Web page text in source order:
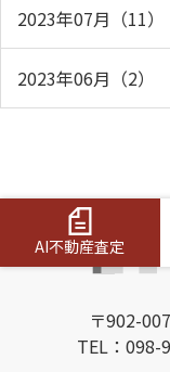
2023年07月（11）
2023年06月（2）
AI不動産査定
〒902-
TEL：